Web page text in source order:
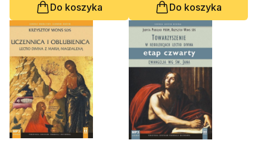
Do koszyka
Do koszyka